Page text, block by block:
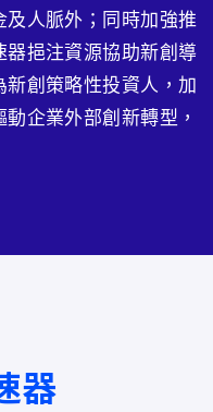
人脈外；同時加強推
挹注資源協助新創導
創策略性投資人，加
企業外部創新轉型，
器